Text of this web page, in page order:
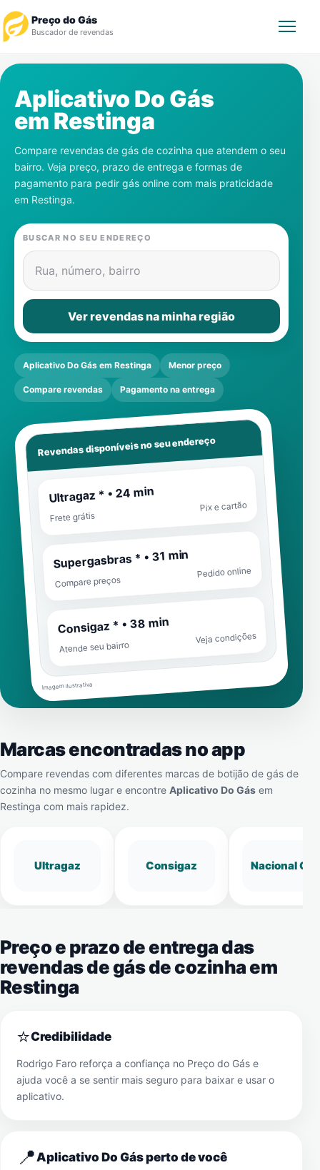
Preço do Gás
Buscador de revendas
Revendedor
Notícias
Cadastre-se
Gás
Contatos
Aplicativo Do Gás
em Restinga
Compare revendas de gás de cozinha que atendem o seu
bairro. Veja preço, prazo de entrega e formas de
pagamento para pedir gás online com mais praticidade
em Restinga.
BUSCAR NO SEU ENDEREÇO
Rua, número, bairro
Ver revendas na minha região
Aplicativo Do Gás em Restinga Menor preço
Compare revendas Pagamento na entrega
Revendas disponíveis no seu endereço
Ultragaz * • 24 min
Frete grátis
Pix e cartão
Supergasbras * • 31 min
Compare preços
Pedido online
Consigaz * • 38 min
Atende seu bairro
Veja condições
Imagem ilustrativa
Marcas encontradas no app
Compare revendas com diferentes marcas de botijão de gás de
cozinha no mesmo lugar e encontre Aplicativo Do Gás em
Restinga com mais rapidez.
Ultragaz Consigaz Nacional Gás
Preço e prazo de entrega das
revendas de gás de cozinha em
Restinga
⭐Credibilidade
Rodrigo Faro reforça a confiança no Preço do Gás e
ajuda você a se sentir mais seguro para baixar e usar o
aplicativo.
📍Aplicativo Do Gás perto de você